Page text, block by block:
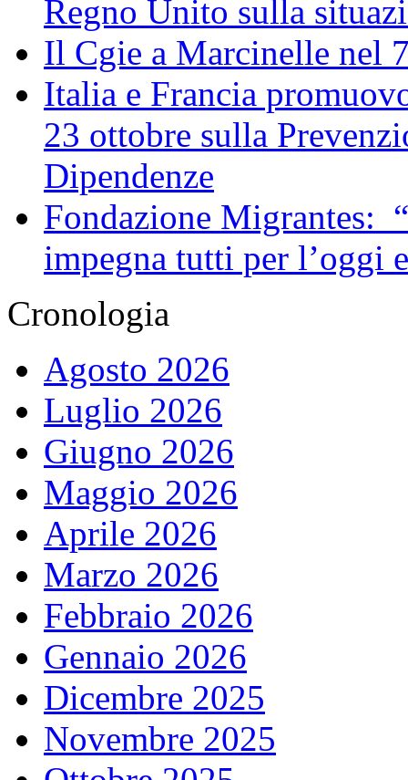
Regno Unito sulla
Il Cgie a Marcinelle nel
Italia e Francia
23 ottobre sulla
Dipendenze
Fondazione Migrantes:
impegna tutti per l’oggi
Cronologia
Agosto 2026
Luglio 2026
Giugno 2026
Maggio 2026
Aprile 2026
Marzo 2026
Febbraio 2026
Gennaio 2026
Dicembre 2025
Novembre 2025